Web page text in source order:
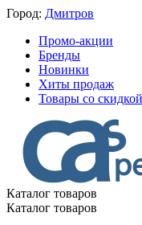
Город: Дмитров
Промо-акции
Бренды
Новинки
Хиты продаж
Товары со скидкой
Каталог товаров
Каталог товаров